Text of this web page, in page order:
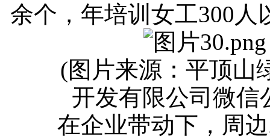
余个，年培训女工300人
(图片来源：平顶山
开发有限公司微信
在企业带动下，周边